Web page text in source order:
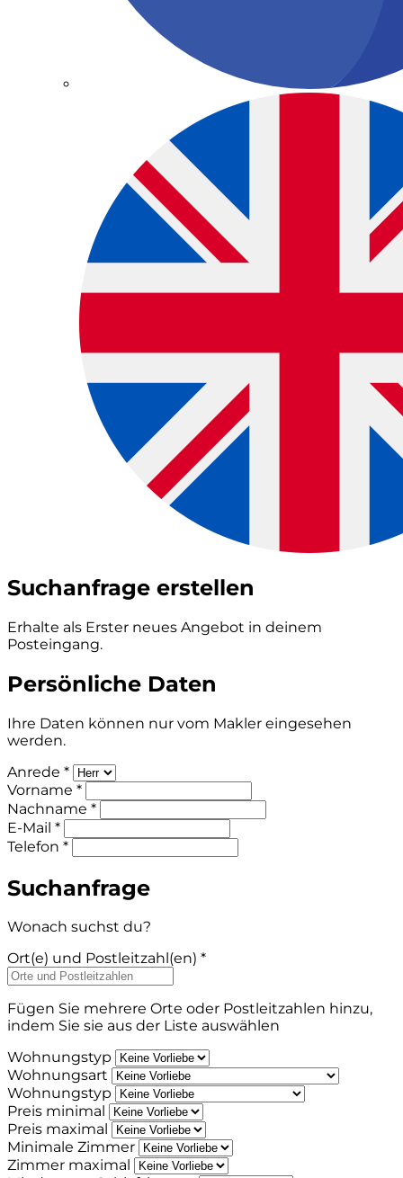
Suchanfrage erstellen
Erhalte als Erster neues Angebot in deinem
Posteingang.
Persönliche Daten
Ihre Daten können nur vom Makler eingesehen
werden.
Anrede *
Vorname *
Nachname *
E-Mail *
Telefon *
Suchanfrage
Wonach suchst du?
Ort(e) und Postleitzahl(en) *
Fügen Sie mehrere Orte oder Postleitzahlen hinzu,
indem Sie sie aus der Liste auswählen
Wohnungstyp
Wohnungsart
Wohnungstyp
Preis minimal
Preis maximal
Minimale Zimmer
Zimmer maximal